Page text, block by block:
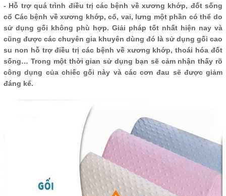
- Hỗ trợ quá trình điều trị các bệnh về xương khớp, đốt sống
cổ Các bệnh về xương khớp, cổ, vai, lưng một phần có thể do
sử dụng gối không phù hợp. Giải pháp tốt nhất hiện nay và
cũng được các chuyên gia khuyên dùng đó là sử dụng gối cao
su non hỗ trợ điều trị các bệnh về xương khớp, thoái hóa đốt
sống… Trong một thời gian sử dụng bạn sẽ cảm nhận thấy rõ
công dụng của chiếc gối này và các cơn đau sẽ được giảm
đáng kể.